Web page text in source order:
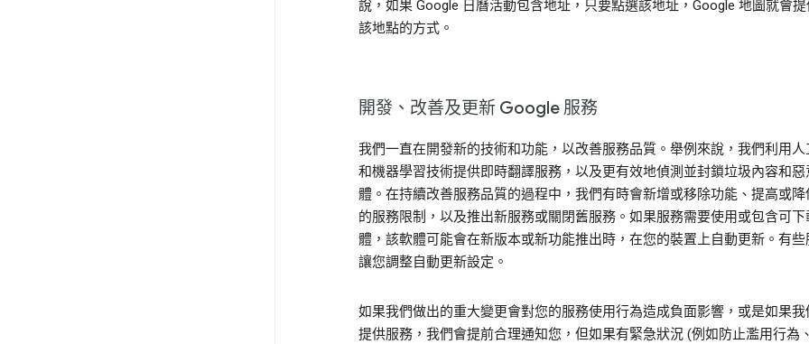
說，如果 Google 日曆活動包含地址，只要點選該地址，Google 地圖就會
該地點的方式。
開發、改善及更新 Google 服務
我們一直在開發新的技術和功能，以改善服務品質。舉例來說，我們利用人
和機器學習技術提供即時翻譯服務，以及更有效地偵測並封鎖垃圾內容和惡
體。在持續改善服務品質的過程中，我們有時會新增或移除功能、提高或降
的服務限制，以及推出新服務或關閉舊服務。如果服務需要使用或包含可下
體，該軟體可能會在新版本或新功能推出時，在您的裝置上自動更新。有些
讓您調整自動更新設定。
如果我們做出的重大變更會對您的服務使用行為造成負面影響，或是如果我
提供服務，我們會提前合理通知您，但如果有緊急狀況 (例如防止濫用行為